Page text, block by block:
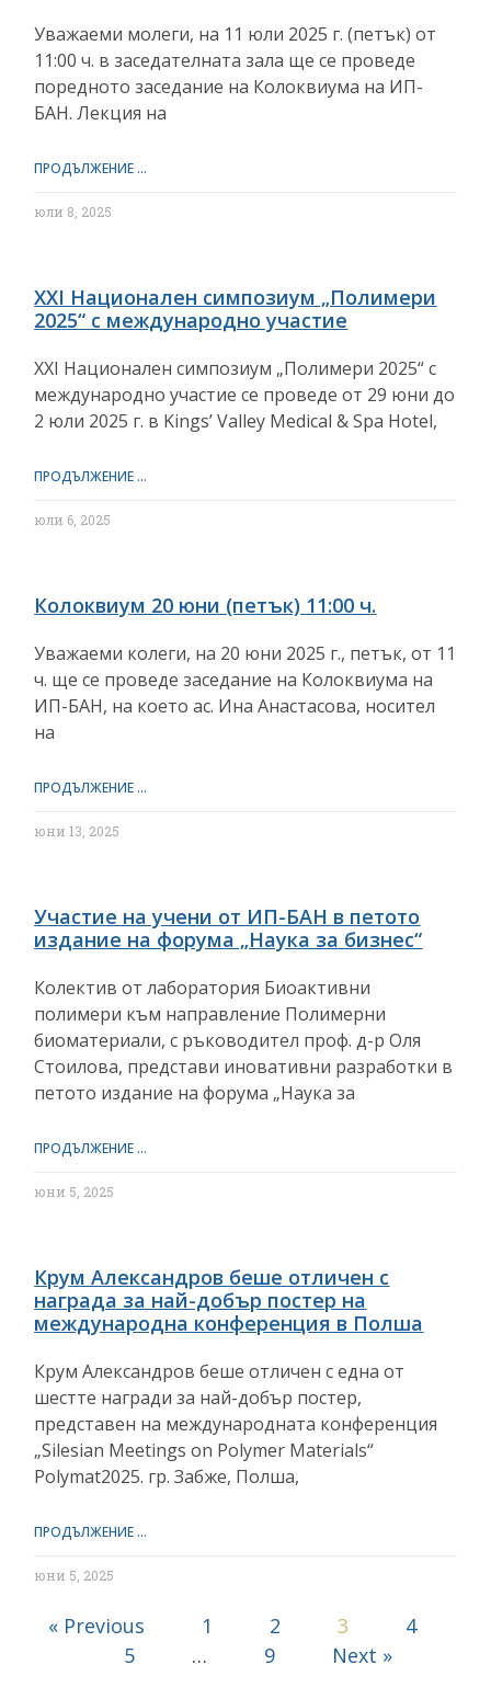
Уважаеми молеги, на 11 юли 2025 г. (петък) от
11:00 ч. в заседателната зала ще се проведе
поредното заседание на Колоквиума на ИП-
БАН. Лекция на
ПРОДЪЛЖЕНИЕ ...
юли 8, 2025
XXI Национален симпозиум „Полимери
2025“ с международно участие
XXI Национален симпозиум „Полимери 2025“ с
международно участие се проведе oт 29 юни до
2 юли 2025 г. в Kings’ Valley Medical & Spa Hotel,
ПРОДЪЛЖЕНИЕ ...
юли 6, 2025
Колоквиум 20 юни (петък) 11:00 ч.
Уважаеми колеги, на 20 юни 2025 г., петък, от 11
ч. ще се проведе заседание на Колоквиума на
ИП-БАН, на което ас. Ина Анастасова, носител
на
ПРОДЪЛЖЕНИЕ ...
юни 13, 2025
Участие на учени от ИП-БАН в петото
издание на форума „Наука за бизнес“
Колектив от лаборатория Биоактивни
полимери към направление Полимерни
биоматериали, с ръководител проф. д-р Оля
Стоилова, представи иновативни разработки в
петото издание на форума „Наука за
ПРОДЪЛЖЕНИЕ ...
юни 5, 2025
Крум Александров беше отличен с
награда за най-добър постер на
международна конференция в Полша
Крум Александров беше отличен с една от
шестте награди за най-добър постер,
представен на международната конференция
„Silesian Meetings on Polymer Materials“
Polymat2025. гр. Забже, Полша,
ПРОДЪЛЖЕНИЕ ...
юни 5, 2025
« Previous 1 2 3
4
5
… 9 Next »